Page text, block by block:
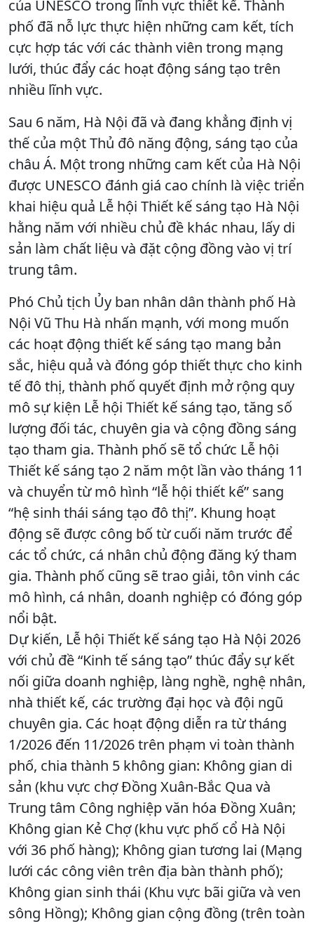
của UNESCO trong lĩnh vực thiết kế. Thành
phố đã nỗ lực thực hiện những cam kết, tích
cực hợp tác với các thành viên trong mạng
lưới, thúc đẩy các hoạt động sáng tạo trên
nhiều lĩnh vực.
Sau 6 năm, Hà Nội đã và đang khẳng định vị
thế của một Thủ đô năng động, sáng tạo của
châu Á. Một trong những cam kết của Hà Nội
được UNESCO đánh giá cao chính là việc triển
khai hiệu quả Lễ hội Thiết kế sáng tạo Hà Nội
hằng năm với nhiều chủ đề khác nhau, lấy di
sản làm chất liệu và đặt cộng đồng vào vị trí
trung tâm.
Phó Chủ tịch Ủy ban nhân dân thành phố Hà
Nội Vũ Thu Hà nhấn mạnh, với mong muốn
các hoạt động thiết kế sáng tạo mang bản
sắc, hiệu quả và đóng góp thiết thực cho kinh
tế đô thị, thành phố quyết định mở rộng quy
mô sự kiện Lễ hội Thiết kế sáng tạo, tăng số
lượng đối tác, chuyên gia và cộng đồng sáng
tạo tham gia. Thành phố sẽ tổ chức Lễ hội
Thiết kế sáng tạo 2 năm một lần vào tháng 11
và chuyển từ mô hình “lễ hội thiết kế” sang
“hệ sinh thái sáng tạo đô thị”. Khung hoạt
động sẽ được công bố từ cuối năm trước để
các tổ chức, cá nhân chủ động đăng ký tham
gia. Thành phố cũng sẽ trao giải, tôn vinh các
mô hình, cá nhân, doanh nghiệp có đóng góp
nổi bật.
Dự kiến, Lễ hội Thiết kế sáng tạo Hà Nội 2026
với chủ đề “Kinh tế sáng tạo” thúc đẩy sự kết
nối giữa doanh nghiệp, làng nghề, nghệ nhân,
nhà thiết kế, các trường đại học và đội ngũ
chuyên gia. Các hoạt động diễn ra từ tháng
1/2026 đến 11/2026 trên phạm vi toàn thành
phố, chia thành 5 không gian: Không gian di
sản (khu vực chợ Đồng Xuân-Bắc Qua và
Trung tâm Công nghiệp văn hóa Đồng Xuân;
Không gian Kẻ Chợ (khu vực phố cổ Hà Nội
với 36 phố hàng); Không gian tương lai (Mạng
lưới các công viên trên địa bàn thành phố);
Không gian sinh thái (Khu vực bãi giữa và ven
sông Hồng); Không gian cộng đồng (trên toàn